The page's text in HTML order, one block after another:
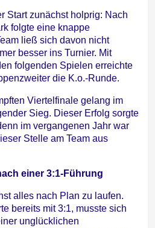
Start zunächst holprig: Nach
folgte eine knappe
ließ sich davon nicht
besser ins Turnier. Mit
folgenden Spielen erreichte
die K.o.-Runde.
Viertelfinale gelang im
Sieg. Dieser Erfolg sorgte
im vergangenen Jahr war
Stelle am Team aus
einer 3:1-Führung
alles nach Plan zu laufen.
bereits mit 3:1, musste sich
unglücklichen